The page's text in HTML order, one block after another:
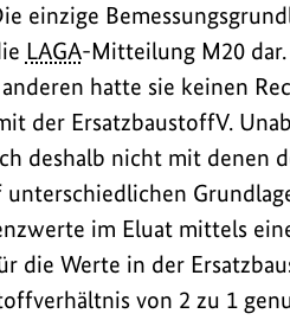
einzige
LAGA-Mitteilung M20 dar.
hatte sie keinen
der ErsatzbaustoffV.
deshalb nicht mit denen
unterschiedlichen
im Eluat mittels
die Werte in der
von 2 zu 1